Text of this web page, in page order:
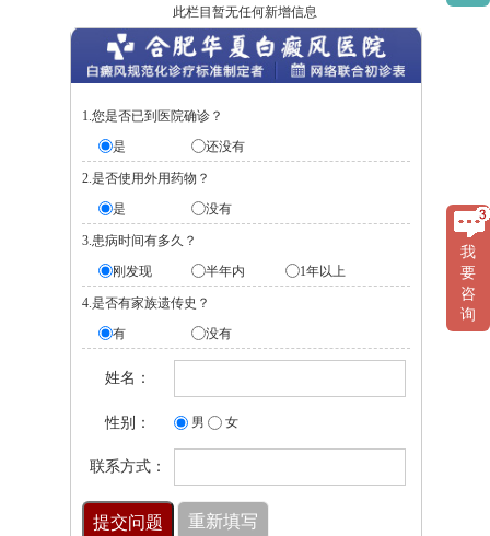
此栏目暂无任何新增信息
1.您是否已到医院确诊？
是
还没有
2.是否使用外用药物？
是
没有
3.患病时间有多久？
刚发现
半年内 1年以上
4.是否有家族遗传史？
有
没有
姓名：
性别： 男 女
联系方式：
我
要
咨
询